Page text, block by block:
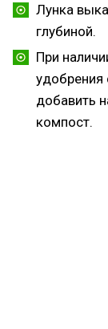
Лунка
глубиной.
При
удобрения
добавить
компост.